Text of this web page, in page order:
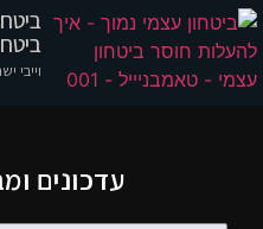
וייבי
עדכונים